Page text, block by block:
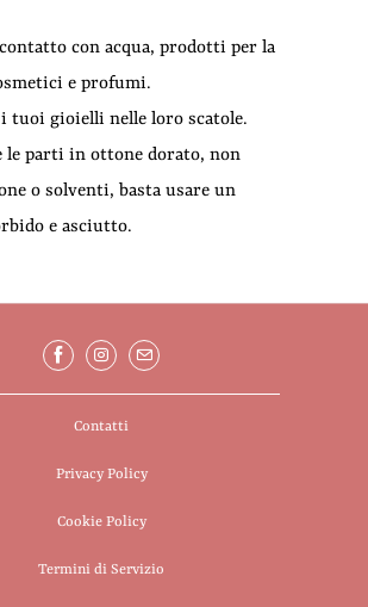
con acqua, prodotti per la
e profumi.
i tuoi gioielli nelle loro scatole.
le parti in ottone dorato, non
o solventi, basta usare un
e asciutto.
Contatti
Privacy Policy
Cookie Policy
Termini di Servizio